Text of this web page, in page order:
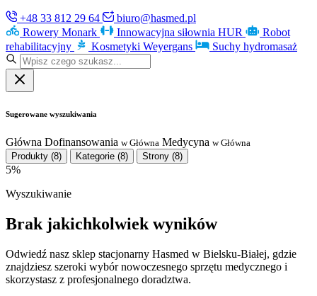
+48 33 812 29 64
biuro@hasmed.pl
Rowery Monark
Innowacyjna siłownia HUR
Robot
rehabilitacyjny
Kosmetyki Weyergans Suchy hydromasaż
Sugerowane wyszukiwania
Główna Dofinansowania w Główna Medycyna w Główna
Produkty (8) Kategorie (8) Strony (8)
5%
Wyszukiwanie
Brak jakichkolwiek wyników
Odwiedź nasz sklep stacjonarny Hasmed w Bielsku-Białej, gdzie
znajdziesz szeroki wybór nowoczesnego sprzętu medycznego i
skorzystasz z profesjonalnego doradztwa.